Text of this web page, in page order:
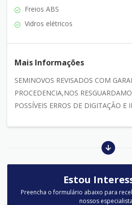
Freios ABS
Vidros elétricos
Mais Informações
SEMINOVOS REVISADOS COM
PROCEDENCIA,NOS
POSSÍVEIS ERROS DE DIGITAÇÃO E
Estou
Preencha o formulário abaixo para
nossos